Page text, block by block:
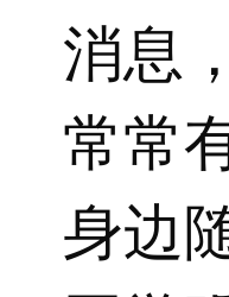
消息
常常
身边